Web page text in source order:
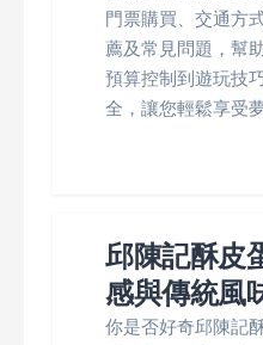
門票購買、交通方
薦及常見問題，幫
預算控制到遊玩技
全，讓您輕鬆享受
邱陳記酥皮
感與傳統風
你是否好奇邱陳記